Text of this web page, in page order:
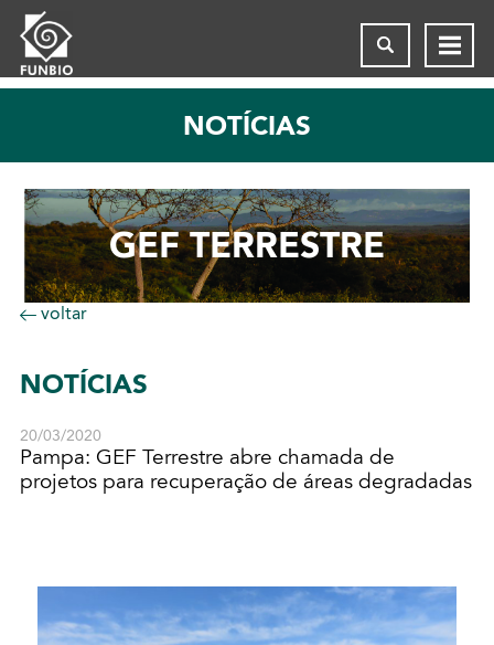
NOTÍCIAS
GEF TERRESTRE
voltar
NOTÍCIAS
20/03/2020
Pampa: GEF Terrestre abre chamada de
projetos para recuperação de áreas degradadas